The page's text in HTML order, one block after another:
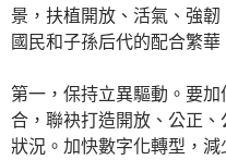
景，扶植開放、活氣、強
國民和子孫后代的配合繁華
第一，保持立異驅動。要
合，聯袂打造開放、公正
狀況。加快數字化轉型，